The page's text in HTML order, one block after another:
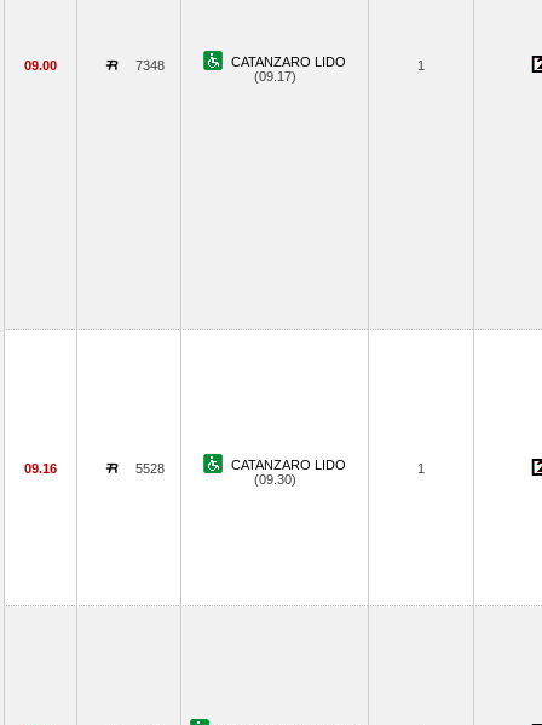
09.00 7348
CATANZARO LIDO
(09.17)
1
09.16 5528
CATANZARO LIDO
(09.30)
1